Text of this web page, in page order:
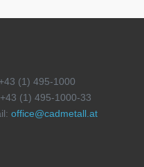
(1) 495-1000
(1) 495-1000-33
office@cadmetall.at